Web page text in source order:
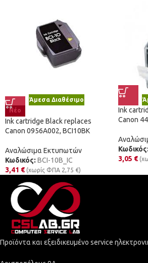
Άμεσα Διαθέσιμο
Νέο
Ink cartridge Black replaces
Canon 0956A002, BCI10BK
Αναλώσιμα Εκτυπωτών
Κωδικός: BCI-10B_IC
3,41 € (χωρίς ΦΠΑ 2,75 €)
Ink
Canon
Κωδικός:
3,05 €
Προϊόντα και εξειδικευμένο service